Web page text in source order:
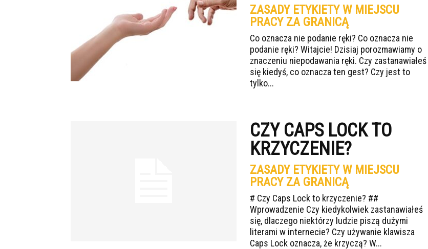
ZASADY ETYKIETY W MIEJSCU
PRACY ZA GRANICĄ
Co oznacza nie podanie ręki? Co oznacza nie
podanie ręki? Witajcie! Dzisiaj porozmawiamy o
znaczeniu niepodawania ręki. Czy zastanawiałeś
się kiedyś, co oznacza ten gest? Czy jest to
tylko...
CZY CAPS LOCK TO
KRZYCZENIE?
ZASADY ETYKIETY W MIEJSCU
PRACY ZA GRANICĄ
# Czy Caps Lock to krzyczenie? ##
Wprowadzenie Czy kiedykolwiek zastanawiałeś
się, dlaczego niektórzy ludzie piszą dużymi
literami w internecie? Czy używanie klawisza
Caps Lock oznacza, że krzyczą? W...